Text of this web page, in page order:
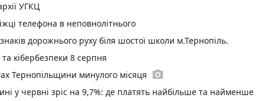
УГКЦ
телефона в неповнолітнього
дорожнього руху біля шостої школи м.Тернопіль.
кібербезпеки 8 серпня
Тернопільщини минулого місяця photo_camera
у червні зріс на 9,7%: де платять найбільше та найменше